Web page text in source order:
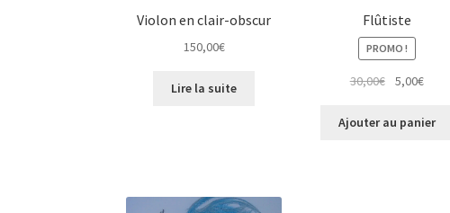
Violon en clair-obscur
150,00€
Lire la suite
Flûtiste
PROMO !
30,00€
Le
initial
5,00€Le
actuel
Ajouter au panier